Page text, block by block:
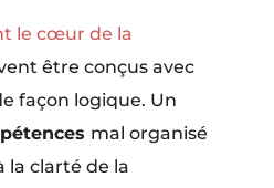
le cœur de la
être conçus avec
façon logique. Un
mal organisé
la clarté de la